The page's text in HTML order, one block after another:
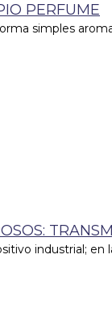
PERFUME
simples
industrial; en